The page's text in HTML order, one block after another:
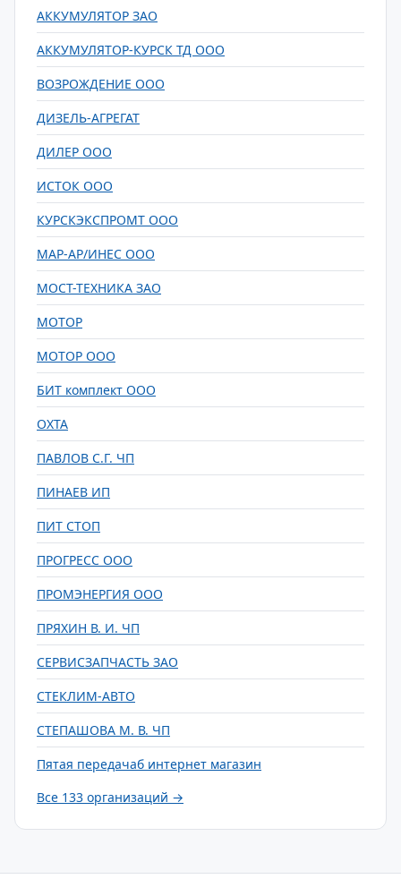
АККУМУЛЯТОР ЗАО
АККУМУЛЯТОР-КУРСК ТД ООО
ВОЗРОЖДЕНИЕ ООО
ДИЗЕЛЬ-АГРЕГАТ
ДИЛЕР ООО
ИСТОК ООО
КУРСКЭКСПРОМТ ООО
МАР-АР/ИНЕС ООО
МОСТ-ТЕХНИКА ЗАО
МОТОР
МОТОР ООО
БИТ комплект ООО
ОХТА
ПАВЛОВ С.Г. ЧП
ПИНАЕВ ИП
ПИТ СТОП
ПРОГРЕСС ООО
ПРОМЭНЕРГИЯ ООО
ПРЯХИН В. И. ЧП
СЕРВИСЗАПЧАСТЬ ЗАО
СТЕКЛИМ-АВТО
СТЕПАШОВА М. В. ЧП
Пятая передачаб интернет магазин
Все 133 организаций →